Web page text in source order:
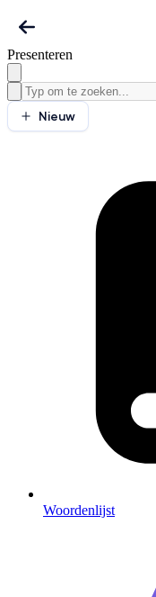
Presenteren
Nieuw
Woordenlijst